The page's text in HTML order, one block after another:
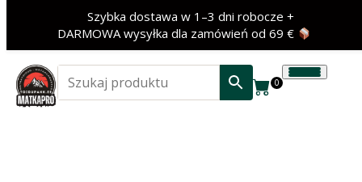
0
Szybka dostawa w 1–3 dni robocze +
DARMOWA wysyłka dla zamówień od 69 €